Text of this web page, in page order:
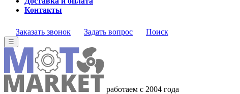
Контакты
Заказать звонок Задать вопрос Поиск
☰
работаем с 2004 года